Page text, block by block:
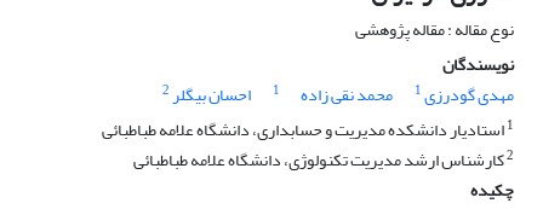
نوع مقاله : مقاله پژوهشی
نویسندگان
مهدی گودرزی1 محمد نقی زاده 1 احسان بیگلر2
1استادیار دانشکده مدیریت و حسابداری، دانشگاه علامه طباطبائی
2کارشناس ارشد مدیریت تکنولوژی، دانشگاه علامه طباطبائی
چکیده